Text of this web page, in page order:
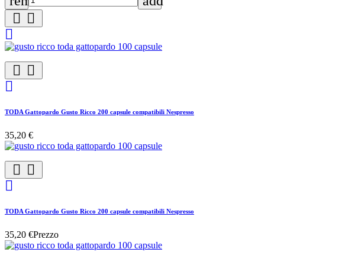






TODA Gattopardo Gusto Ricco 200 capsule compatibili Nespresso
35,20 €



TODA Gattopardo Gusto Ricco 200 capsule compatibili Nespresso
35,20 €Prezzo